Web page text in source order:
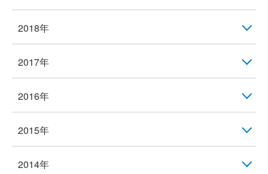
2018年
2017年
2016年
2015年
2014年